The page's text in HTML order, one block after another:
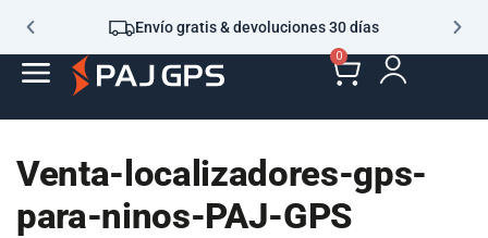
Envío gratis & devoluciones 30 días
0
Venta-localizadores-gps-
para-ninos-PAJ-GPS